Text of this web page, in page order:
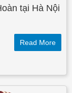
tại Hà Nội
Read More